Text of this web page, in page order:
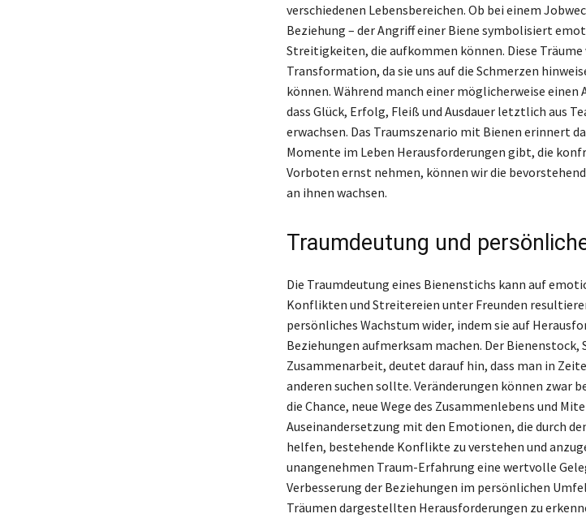
verschiedenen Lebensbereichen. Ob bei einem
Beziehung – der Angriff einer Biene symbolisiert
Streitigkeiten, die aufkommen können. Diese
Transformation, da sie uns auf die Schmerzen
können. Während manch einer möglicherweise
dass Glück, Erfolg, Fleiß und Ausdauer letztlich aus
erwachsen. Das Traumszenario mit Bienen erinnert
Momente im Leben Herausforderungen gibt, die
Vorboten ernst nehmen, können wir die
an ihnen wachsen.
Traumdeutung und
Die Traumdeutung eines Bienenstichs kann auf
Konflikten und Streitereien unter Freunden
persönliches Wachstum wider, indem sie auf
Beziehungen aufmerksam machen. Der Bienenstock,
Zusammenarbeit, deutet darauf hin, dass man in
anderen suchen sollte. Veränderungen können zwar
die Chance, neue Wege des Zusammenlebens und
Auseinandersetzung mit den Emotionen, die durch
helfen, bestehende Konflikte zu verstehen und
unangenehmen Traum-Erfahrung eine wertvolle
Verbesserung der Beziehungen im persönlichen
Träumen dargestellten Herausforderungen zu